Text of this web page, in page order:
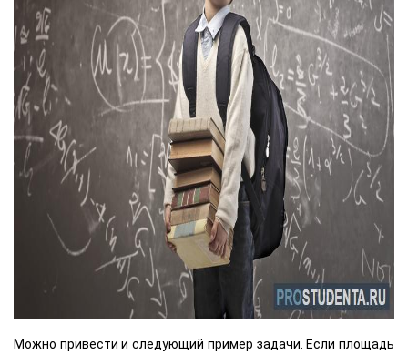
Можно привести и следующий пример задачи. Если площадь